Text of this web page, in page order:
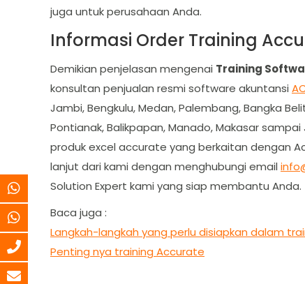
juga untuk perusahaan Anda.
Informasi Order Training
Demikian penjelasan mengenai Training
konsultan penjualan resmi software akuntansi
Jambi, Bengkulu, Medan, Palembang, Bangka
Pontianak, Balikpapan, Manado, Makasar
produk excel accurate yang berkaitan dengan
lanjut dari kami dengan menghubungi email
Solution Expert kami yang siap membantu Anda.
Baca juga :
Langkah-langkah yang perlu disiapkan dalam
Penting nya training Accurate